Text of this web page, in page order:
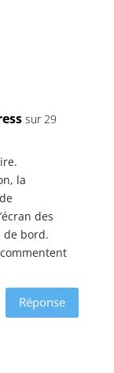
sur 29
la
des
de bord.
Réponse